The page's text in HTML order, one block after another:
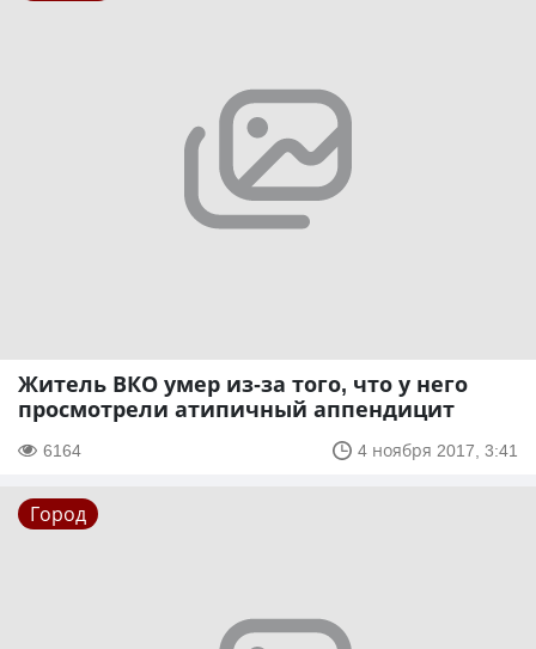
Житель ВКО умер из-за того, что у него
просмотрели атипичный аппендицит
6164 4 ноября 2017, 3:41
Город